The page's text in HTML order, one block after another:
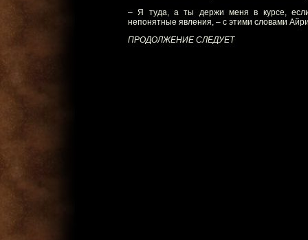
– Я туда, а ты держи меня в курсе, если
непонятные явления, – с этими словами
ПРОДОЛЖЕНИЕ СЛЕДУЕТ